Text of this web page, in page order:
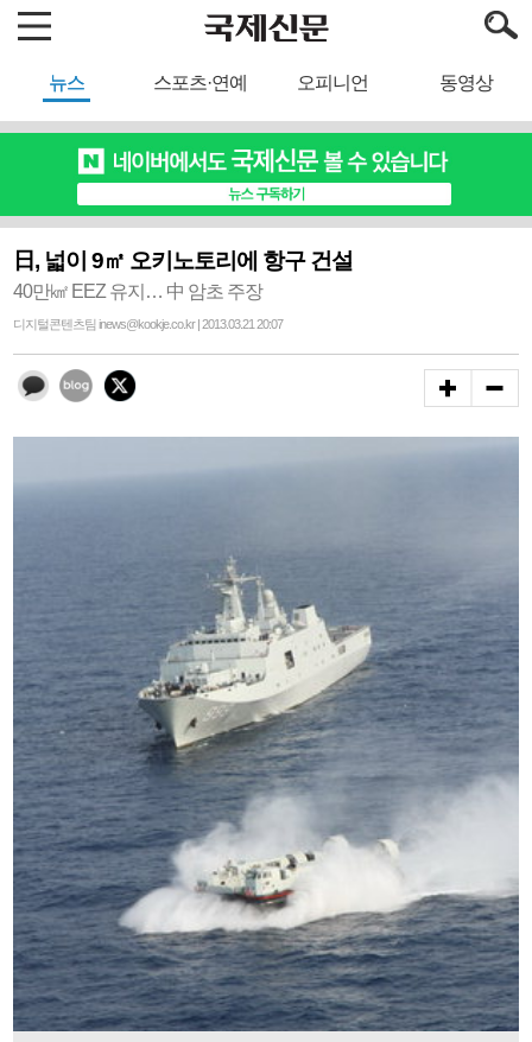
뉴스 스포츠·연예 오피니언 동영상
日, 넓이 9㎡ 오키노토리에 항구 건설
40만㎢ EEZ 유지… 中 암초 주장
디지털콘텐츠팀 inews@kookje.co.kr | 2013.03.21 20:07